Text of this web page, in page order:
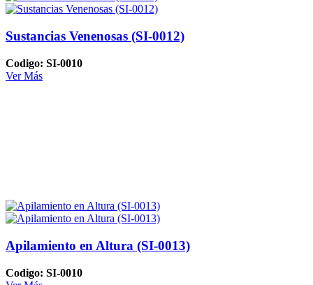
Sustancias Venenosas (SI-0012)
Codigo: SI-0010
Ver Más
Apilamiento en Altura (SI-0013)
Codigo: SI-0010